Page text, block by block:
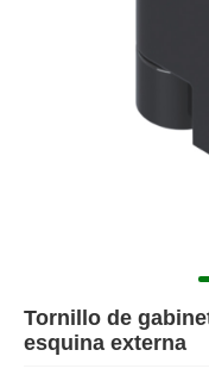
Tornillo de
esquina externa